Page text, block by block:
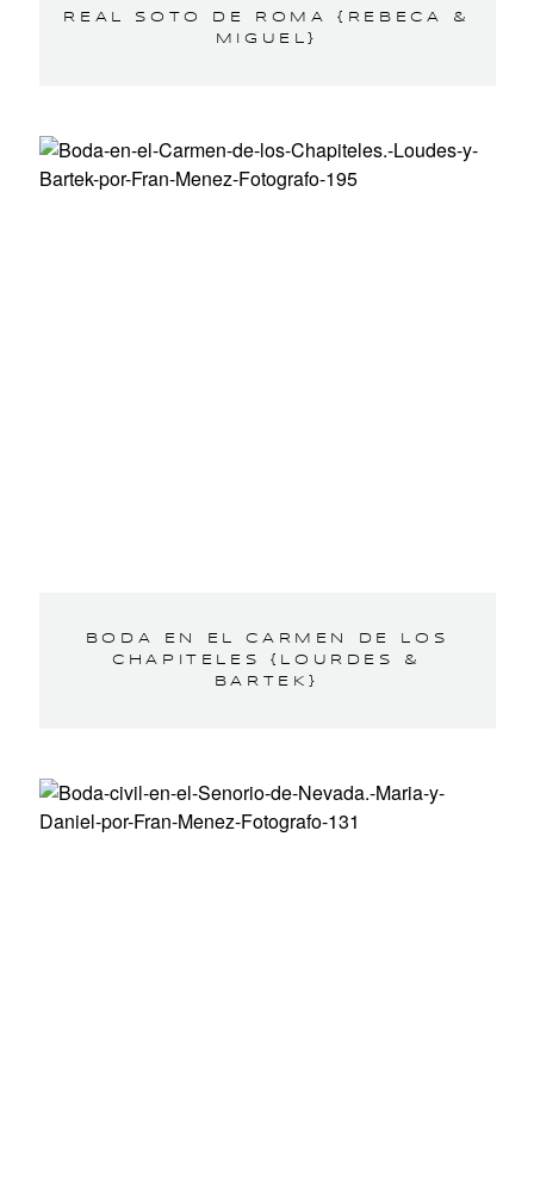
REAL SOTO DE ROMA {REBECA &
MIGUEL}
BODA EN EL CARMEN DE LOS
CHAPITELES {LOURDES &
BARTEK}